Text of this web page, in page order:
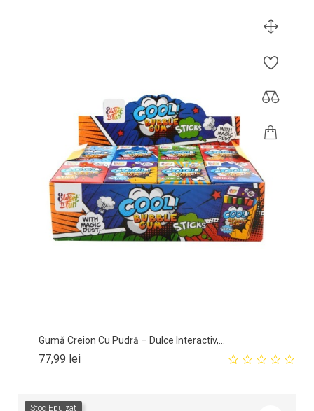
Gumă Creion Cu Pudră – Dulce Interactiv,...
77,99 leiPret
Stoc Epuizat